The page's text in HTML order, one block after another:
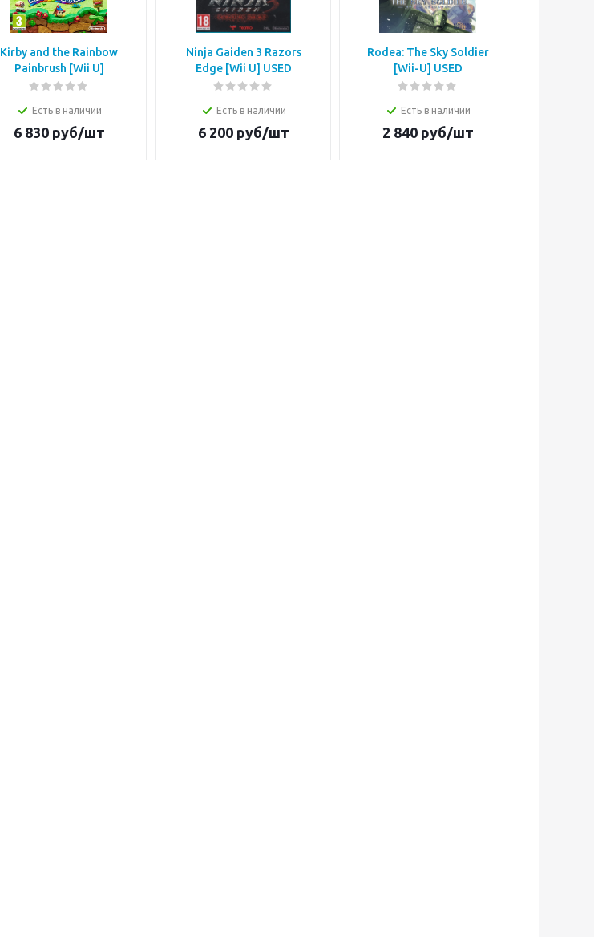
Kirby and the Rainbow
Painbrush [Wii U]
Есть в наличии
6 830руб/шт
Ninja Gaiden 3 Razors
Edge [Wii U] USED
Есть в наличии
6 200руб/шт
Rodea: The Sky Soldier
[Wii-U] USED
Есть в наличии
2 840руб/шт